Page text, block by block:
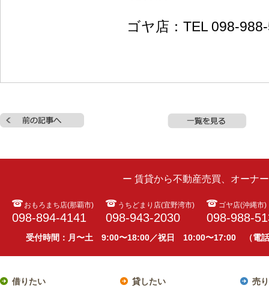
ゴヤ店：TEL 098-
ー 賃貸から不動産売買、オーナ
おもろまち店(那覇市)
098-894-4141
うちどまり店(宜野湾市)
098-943-2030
ゴヤ店(沖縄市)
098-988-
受付時間：月〜土 9:00〜18:00／祝日 10:00〜17:00 （電話
借りたい 貸したい 売